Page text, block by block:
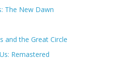
The New Dawn
and the Great Circle
Remastered